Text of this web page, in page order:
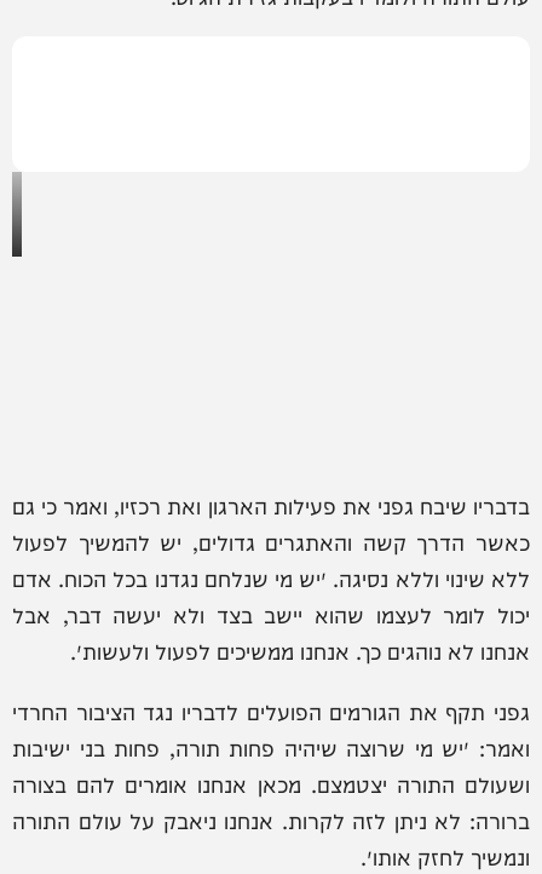
בדבריו שיבח גפני את פעילות הארגון ואת רכזיו, ואמר כי גם
כאשר הדרך קשה והאתגרים גדולים, יש להמשיך לפעול
ללא שינוי וללא נסיגה. ״יש מי שנלחם נגדנו בכל הכוח. אדם
יכול לומר לעצמו שהוא יישב בצד ולא יעשה דבר, אבל
אנחנו לא נוהגים כך. אנחנו ממשיכים לפעול ולעשות״.
גפני תקף את הגורמים הפועלים לדבריו נגד הציבור החרדי
ואמר: ״יש מי שרוצה שיהיה פחות תורה, פחות בני ישיבות
ושעולם התורה יצטמצם. מכאן אנחנו אומרים להם בצורה
ברורה: לא ניתן לזה לקרות. אנחנו ניאבק על עולם התורה
ונמשיך לחזק אותו״.